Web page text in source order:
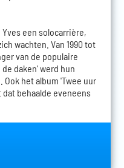
een solocarrière,
wachten. Van 1990 tot
van de populaire
daken' werd hun
het album 'Twee uur
dat behaalde eveneens